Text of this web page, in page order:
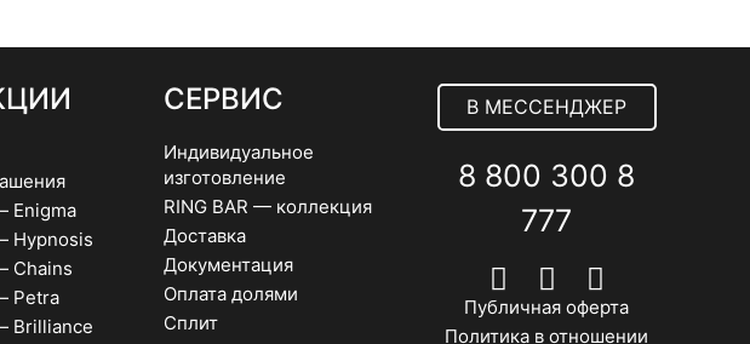
Enigma
Hypnosis
Chains
Petra
Brilliance
СЕРВИС
Индивидуальное
изготовление
RING BAR — коллекция
Доставка
Документация
Оплата долями
Сплит
В МЕССЕНДЖЕР
8 800 300 8
777
Публичная оферта
Политика в отношении